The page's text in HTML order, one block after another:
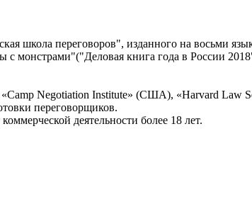
школа переговоров", изданного на восьми
с монстрами"("Деловая книга года в России
Negotiation Institute» (США), «Harvard Law
переговорщиков.
деятельности более 18 лет.